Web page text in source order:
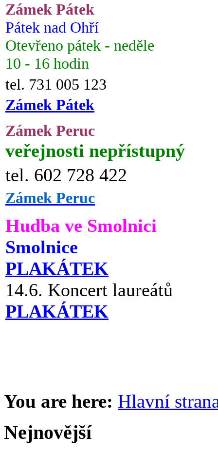
Zámek Pátek
Pátek nad Ohří
Otevřeno pátek - neděle
10 - 16 hodin
tel. 731 005 123
Zámek Pátek
Zámek Peruc
veřejnosti nepřístupný
tel. 602 728 422
Zámek Peruc
Hudba ve Smolnici
Smolnice
PLAKÁTEK
14.6. Koncert laureátů
PLAKÁTEK
You are here: Hlavní
Nejnovější